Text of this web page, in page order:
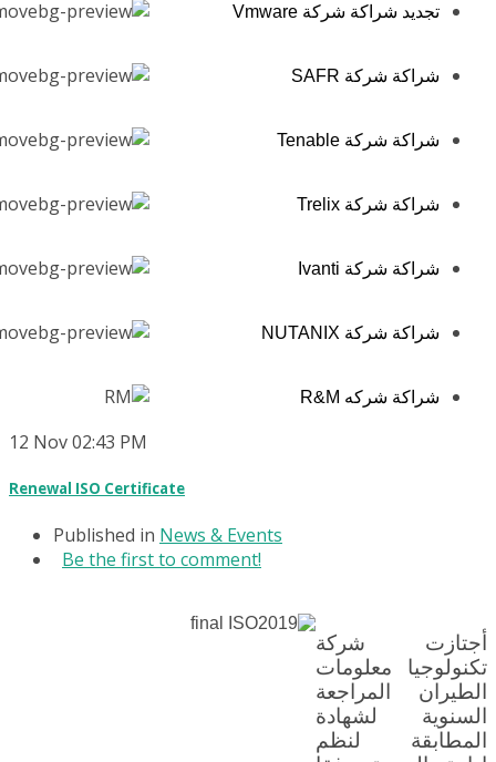
تجديد شراكة شركة Vmware
شراكة شركة SAFR
شراكة شركة Tenable
شراكة شركة Trelix
شراكة شركة Ivanti
شراكة شركة NUTANIX
شراكة شركه R&M
12 Nov02:43 PM
Renewal ISO Certificate
Published in News & Events
Be the first to comment!
أجتازت شركة
تكنولوجيا معلومات
الطيران المراجعة
السنوية لشهادة
المطابقة لنظم